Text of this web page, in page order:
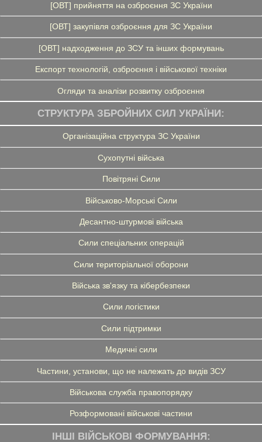
[ОВТ] прийняття на озброєння ЗС України
[ОВТ] закупівля озброєння для ЗС України
[ОВТ] надходження до ЗСУ та інших формувань
Експорт технологій, озброєння і військової техніки
Огляди та аналізи розвитку озброєння
СТРУКТУРА ЗБРОЙНИХ СИЛ УКРАЇНИ:
Організаційна структура ЗС України
Сухопутні війська
Повітряні Сили
Військово-Морські Сили
Десантно-штурмові війська
Сили спеціальних операцій
Сили територіальної оборони
Війська зв'язку та кібербезпеки
Сили логістики
Сили підтримки
Медичні сили
Частини, установи, що не належать до видів ЗСУ
Військова служба правопорядку
Розформовані військові частини
ІНШІ ВІЙСЬКОВІ ФОРМУВАННЯ: